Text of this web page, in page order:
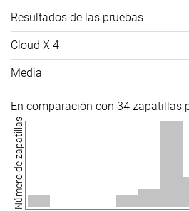
Resultados de las pruebas
Cloud X 4
Media
En comparación con 34 zapatillas
Número de zapatillas